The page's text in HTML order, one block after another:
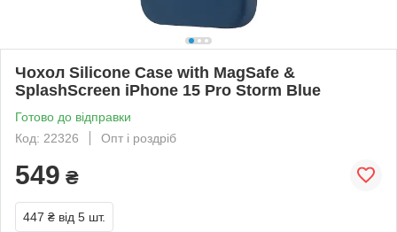
Чохол Silicone Case with MagSafe &
SplashScreen iPhone 15 Pro Storm Blue
Готово до відправки
Код: 22326
Опт і роздріб
549 ₴
447 ₴ від 5 шт.